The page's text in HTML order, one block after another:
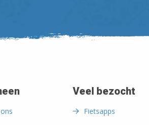
Veel bezocht
Fietsapps